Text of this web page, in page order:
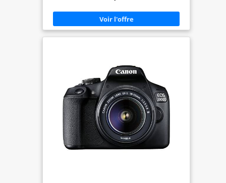
et déclenchez simplement le sujet â€“ la
reconnaissance automatique des motifs garantit
des résultats de qualité supérieure Capturez des
moments spontanés â€“ dans des vidéos Full HD
précise, au viseur optique, à la prise de vue en
rafale jusqu'à 3 images par seconde et au
processeur d'image DIGIC 4, vous pouvez
facilement capturer l'instant et regarder le résultat
directement sur l'écran LCD de 7,5 cm ou partager
via Wi-Fi et NFC Contenu de la livraison : boîtier
noir EOS 2000D ; EF-S 18-55 mm F3.5-5.6 III ;
Å“illeton EF ; couvercle de boîtier d'appareil photo
R-F-3 ; sangle EW-400D ; batterie LP-E10 ; chargeur
de batterie LC-E10E ; cble d'alimentation pour
chargeur de batterie ; cache objectif ; bouchon
d'objectif ; instructions (français non garanti).